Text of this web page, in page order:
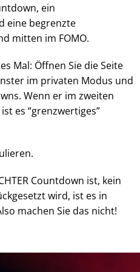
ein
eine begrenzte
mitten im FOMO.
Mal: Öffnen Sie die Seite
im privaten Modus und
Wenn er im zweiten
es “grenzwertiges”
Countdown ist, kein
wird, ist es in
machen Sie das nicht!